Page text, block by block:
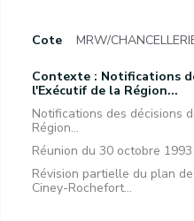
Cote MRW/
Contexte : Notifications
l'Exécutif de la Région...
Notifications des décisions
Région...
Réunion du 30 octobre 1993
Révision partielle du plan
Ciney-Rochefort...